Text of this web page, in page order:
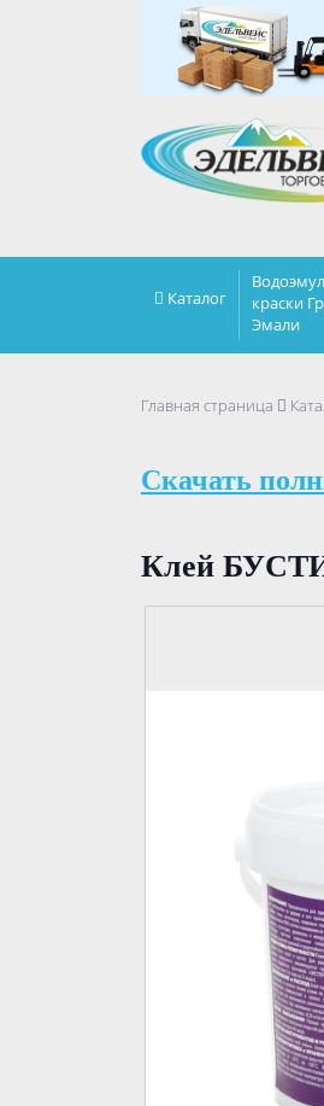
Каталог
краски
Эмали
Главная страница
Скачать
Клей